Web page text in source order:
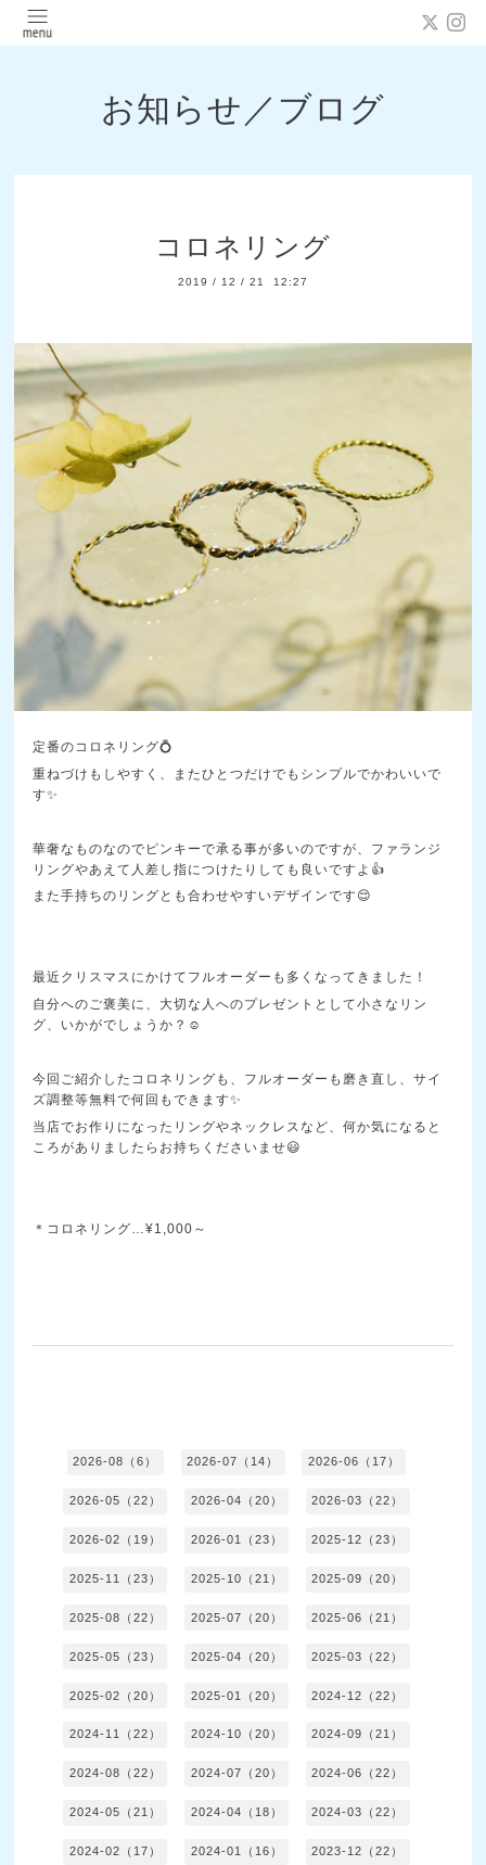
お知らせ／ブログ
コロネリング
2019 / 12 / 21 12:27
定番のコロネリング💍
重ねづけもしやすく、またひとつだけでもシンプルでかわいいで
す✨
華奢なものなのでピンキーで承る事が多いのですが、ファランジ
リングやあえて人差し指につけたりしても良いですよ👍
また手持ちのリングとも合わせやすいデザインです😌
最近クリスマスにかけてフルオーダーも多くなってきました！
自分へのご褒美に、大切な人へのプレゼントとして小さなリン
グ、いかがでしょうか？☺️
今回ご紹介したコロネリングも、フルオーダーも磨き直し、サイ
ズ調整等無料で何回もできます✨
当店でお作りになったリングやネックレスなど、何か気になると
ころがありましたらお持ちくださいませ😃
＊コロネリング…¥1,000～
2026-08（6） 2026-07（14） 2026-06（17）
2026-05（22） 2026-04（20） 2026-03（22）
2026-02（19） 2026-01（23） 2025-12（23）
2025-11（23） 2025-10（21） 2025-09（20）
2025-08（22） 2025-07（20） 2025-06（21）
2025-05（23） 2025-04（20） 2025-03（22）
2025-02（20） 2025-01（20） 2024-12（22）
2024-11（22） 2024-10（20） 2024-09（21）
2024-08（22） 2024-07（20） 2024-06（22）
2024-05（21） 2024-04（18） 2024-03（22）
2024-02（17） 2024-01（16） 2023-12（22）